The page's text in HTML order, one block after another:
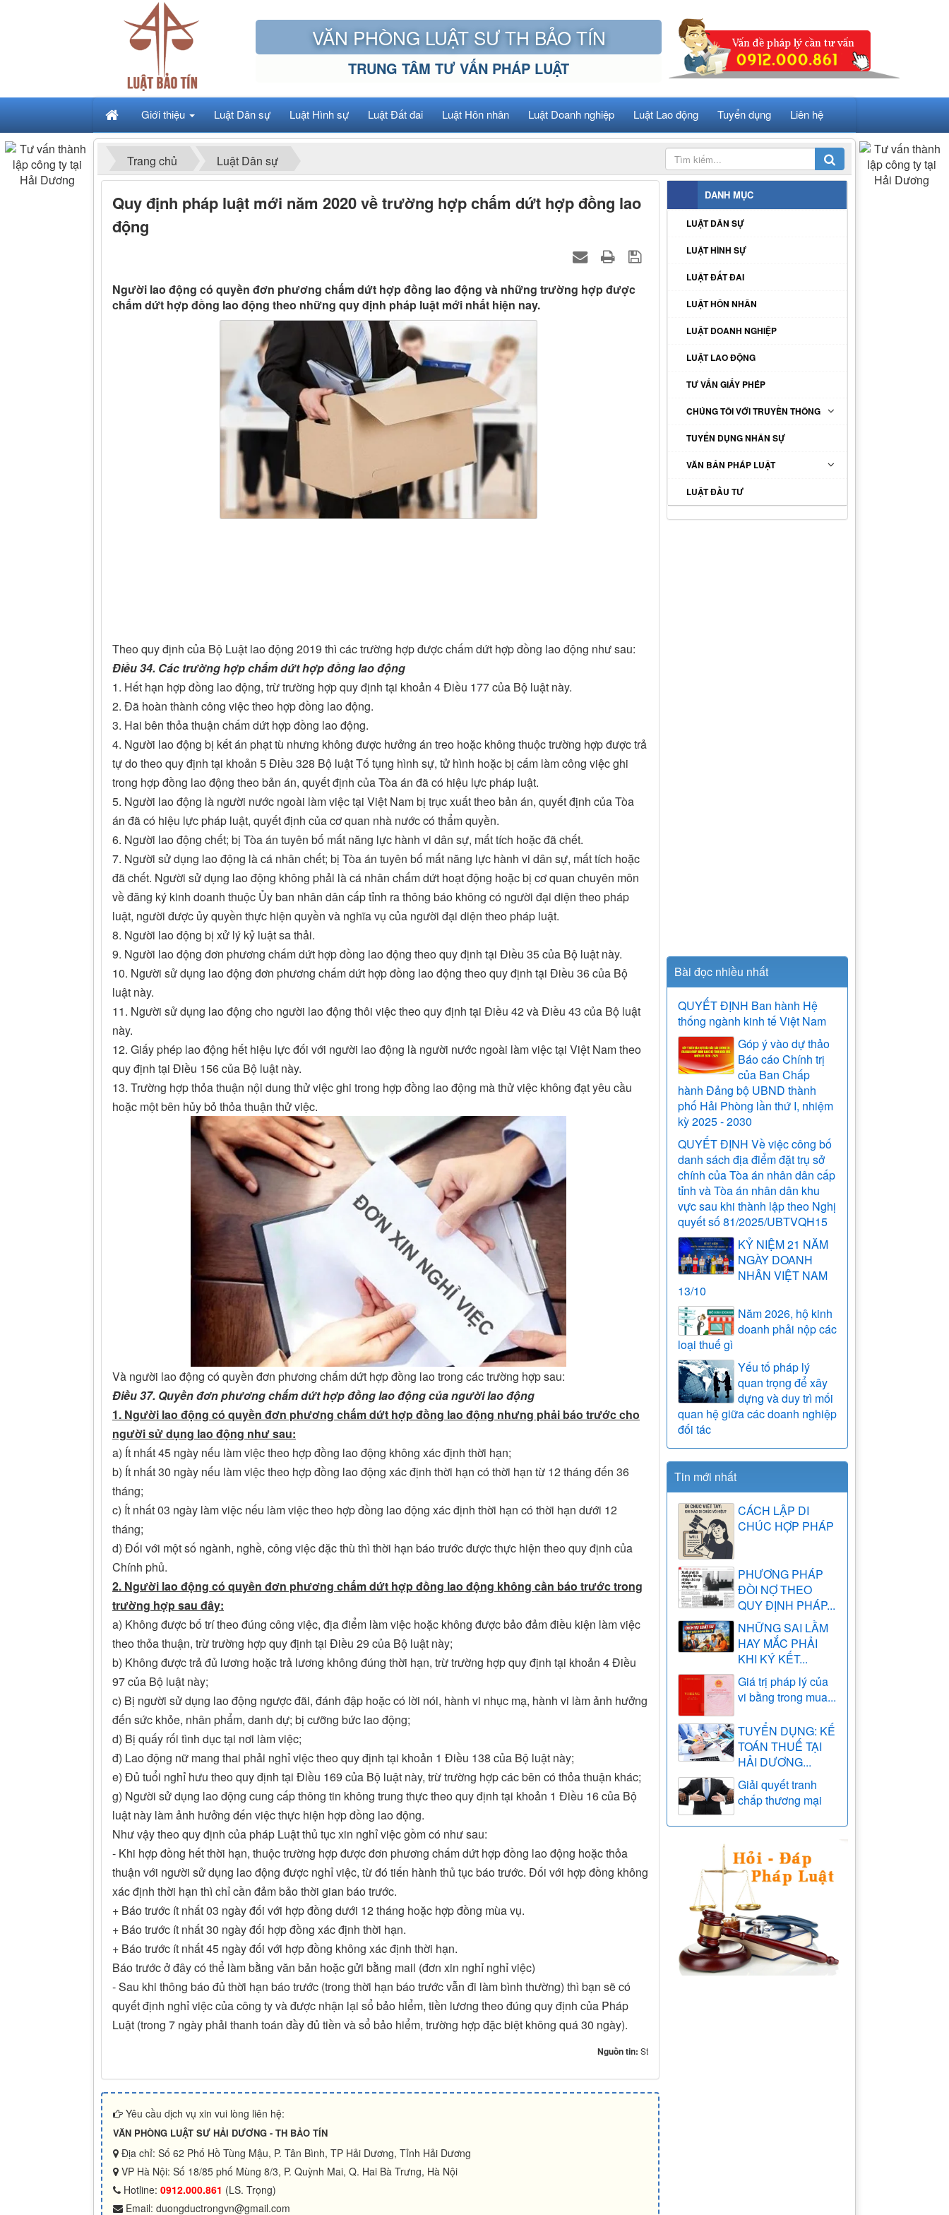
VĂN PHÒNG LUẬT SƯ TH BẢO TÍN
TRUNG TÂM TƯ VẤN PHÁP LUẬT
Giới thiệu Luật Dân sự Luật Hình sự Luật Đất đai Luật Hôn nhân Luật Doanh nghiệp Luật Lao động Tuyển dụng Liên hệ
Trang chủ Luật Dân sự
Quy định pháp luật mới năm 2020 về trường hợp chấm dứt hợp đồng lao
động
Người lao động có quyền đơn phương chấm dứt hợp đồng lao động và những trường hợp được
chấm dứt hợp đồng lao động theo những quy định pháp luật mới nhất hiện nay.
Theo quy định của Bộ Luật lao động 2019 thì các trường hợp được chấm dứt hợp đồng lao động như sau:
Điều 34. Các trường hợp chấm dứt hợp đồng lao động
1. Hết hạn hợp đồng lao động, trừ trường hợp quy định tại khoản 4 Điều 177 của Bộ luật này.
2. Đã hoàn thành công việc theo hợp đồng lao động.
3. Hai bên thỏa thuận chấm dứt hợp đồng lao động.
4. Người lao động bị kết án phạt tù nhưng không được hưởng án treo hoặc không thuộc trường hợp được trả
tự do theo quy định tại khoản 5 Điều 328 Bộ luật Tố tụng hình sự, tử hình hoặc bị cấm làm công việc ghi
trong hợp đồng lao động theo bản án, quyết định của Tòa án đã có hiệu lực pháp luật.
5. Người lao động là người nước ngoài làm việc tại Việt Nam bị trục xuất theo bản án, quyết định của Tòa
án đã có hiệu lực pháp luật, quyết định của cơ quan nhà nước có thẩm quyền.
6. Người lao động chết; bị Tòa án tuyên bố mất năng lực hành vi dân sự, mất tích hoặc đã chết.
7. Người sử dụng lao động là cá nhân chết; bị Tòa án tuyên bố mất năng lực hành vi dân sự, mất tích hoặc
đã chết. Người sử dụng lao động không phải là cá nhân chấm dứt hoạt động hoặc bị cơ quan chuyên môn
về đăng ký kinh doanh thuộc Ủy ban nhân dân cấp tỉnh ra thông báo không có người đại diện theo pháp
luật, người được ủy quyền thực hiện quyền và nghĩa vụ của người đại diện theo pháp luật.
8. Người lao động bị xử lý kỷ luật sa thải.
9. Người lao động đơn phương chấm dứt hợp đồng lao động theo quy định tại Điều 35 của Bộ luật này.
10. Người sử dụng lao động đơn phương chấm dứt hợp đồng lao động theo quy định tại Điều 36 của Bộ
luật này.
11. Người sử dụng lao động cho người lao động thôi việc theo quy định tại Điều 42 và Điều 43 của Bộ luật
này.
12. Giấy phép lao động hết hiệu lực đối với người lao động là người nước ngoài làm việc tại Việt Nam theo
quy định tại Điều 156 của Bộ luật này.
13. Trường hợp thỏa thuận nội dung thử việc ghi trong hợp đồng lao động mà thử việc không đạt yêu cầu
hoặc một bên hủy bỏ thỏa thuận thử việc.
Và người lao động có quyền đơn phương chấm dứt hợp đồng lao trong các trường hợp sau:
Điều 37. Quyền đơn phương chấm dứt hợp đồng lao động của người lao động
1. Người lao động có quyền đơn phương chấm dứt hợp đồng lao động nhưng phải báo trước cho
người sử dụng lao động như sau:
a) Ít nhất 45 ngày nếu làm việc theo hợp đồng lao động không xác định thời hạn;
b) Ít nhất 30 ngày nếu làm việc theo hợp đồng lao động xác định thời hạn có thời hạn từ 12 tháng đến 36
tháng;
c) Ít nhất 03 ngày làm việc nếu làm việc theo hợp đồng lao động xác định thời hạn có thời hạn dưới 12
tháng;
d) Đối với một số ngành, nghề, công việc đặc thù thì thời hạn báo trước được thực hiện theo quy định của
Chính phủ.
2. Người lao động có quyền đơn phương chấm dứt hợp đồng lao động không cần báo trước trong
trường hợp sau đây:
a) Không được bố trí theo đúng công việc, địa điểm làm việc hoặc không được bảo đảm điều kiện làm việc
theo thỏa thuận, trừ trường hợp quy định tại Điều 29 của Bộ luật này;
b) Không được trả đủ lương hoặc trả lương không đúng thời hạn, trừ trường hợp quy định tại khoản 4 Điều
97 của Bộ luật này;
c) Bị người sử dụng lao động ngược đãi, đánh đập hoặc có lời nói, hành vi nhục mạ, hành vi làm ảnh hưởng
đến sức khỏe, nhân phẩm, danh dự; bị cưỡng bức lao động;
d) Bị quấy rối tình dục tại nơi làm việc;
đ) Lao động nữ mang thai phải nghỉ việc theo quy định tại khoản 1 Điều 138 của Bộ luật này;
e) Đủ tuổi nghỉ hưu theo quy định tại Điều 169 của Bộ luật này, trừ trường hợp các bên có thỏa thuận khác;
g) Người sử dụng lao động cung cấp thông tin không trung thực theo quy định tại khoản 1 Điều 16 của Bộ
luật này làm ảnh hưởng đến việc thực hiện hợp đồng lao động.
Như vậy theo quy định của pháp Luật thủ tục xin nghỉ việc gồm có như sau:
- Khi hợp đồng hết thời hạn, thuộc trường hợp được đơn phương chấm dứt hợp đồng lao động hoặc thỏa
thuận với người sử dụng lao động được nghỉ việc, từ đó tiến hành thủ tục báo trước. Đối với hợp đồng không
xác định thời hạn thì chỉ cần đảm bảo thời gian báo trước.
+ Báo trước ít nhất 03 ngày đối với hợp đồng dưới 12 tháng hoặc hợp đồng mùa vụ.
+ Báo trước ít nhất 30 ngày đối hợp đồng xác định thời hạn.
+ Báo trước ít nhất 45 ngày đối với hợp đồng không xác định thời hạn.
Báo trước ở đây có thể làm bằng văn bản hoặc gửi bằng mail (đơn xin nghỉ nghỉ việc)
- Sau khi thông báo đủ thời hạn báo trước (trong thời hạn báo trước vẫn đi làm bình thường) thì bạn sẽ có
quyết định nghỉ việc của công ty và được nhận lại sổ bảo hiểm, tiền lương theo đúng quy định của Pháp
Luật (trong 7 ngày phải thanh toán đầy đủ tiền và sổ bảo hiểm, trường hợp đặc biệt không quá 30 ngày).
Nguồn tin: St
Yêu cầu dịch vụ xin vui lòng liên hệ:
VĂN PHÒNG LUẬT SƯ HẢI DƯƠNG - TH BẢO TÍN
Địa chỉ: Số 62 Phố Hồ Tùng Mậu, P. Tân Bình, TP Hải Dương, Tỉnh Hải Dương
VP Hà Nội: Số 18/85 phố Mùng 8/3, P. Quỳnh Mai, Q. Hai Bà Trưng, Hà Nội
Hotline: 0912.000.861 (LS. Trọng)
Email: duongductrongvn@gmail.com
DANH MỤC
LUẬT DÂN SỰ
LUẬT HÌNH SỰ
LUẬT ĐẤT ĐAI
LUẬT HÔN NHÂN
LUẬT DOANH NGHIỆP
LUẬT LAO ĐỘNG
TƯ VẤN GIẤY PHÉP
CHÚNG TÔI VỚI TRUYỀN THÔNG
TUYỂN DỤNG NHÂN SỰ
VĂN BẢN PHÁP LUẬT
LUẬT ĐẦU TƯ
Bài đọc nhiều nhất
QUYẾT ĐỊNH Ban hành Hệ
thống ngành kinh tế Việt Nam
Góp ý vào dự thảo
Báo cáo Chính trị
của Ban Chấp
hành Đảng bộ UBND thành
phố Hải Phòng lần thứ I, nhiệm
kỳ 2025 - 2030
QUYẾT ĐỊNH Về việc công bố
danh sách địa điểm đặt trụ sở
chính của Tòa án nhân dân cấp
tỉnh và Tòa án nhân dân khu
vực sau khi thành lập theo Nghị
quyết số 81/2025/UBTVQH15
KỶ NIỆM 21 NĂM
NGÀY DOANH
NHÂN VIỆT NAM
13/10
Năm 2026, hộ kinh
doanh phải nộp các
loại thuế gì
Yếu tố pháp lý
quan trọng để xây
dựng và duy trì mối
quan hệ giữa các doanh nghiệp
đối tác
Tin mới nhất
CÁCH LẬP DI
CHÚC HỢP PHÁP
PHƯƠNG PHÁP
ĐÒI NỢ THEO
QUY ĐỊNH PHÁP...
NHỮNG SAI LẦM
HAY MẮC PHẢI
KHI KÝ KẾT...
Giá trị pháp lý của
vi bằng trong mua...
TUYỂN DỤNG: KẾ
TOÁN THUẾ TẠI
HẢI DƯƠNG...
Giải quyết tranh
chấp thương mại